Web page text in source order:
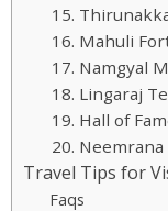
15.
16. Mahuli
17. Namgyal
18. Lingaraj
19. Hall of
20.
Travel Tips for
Faqs